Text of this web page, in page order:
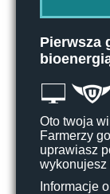
Pierwsza
Oto twoja
Farmerzy
uprawiasz
wykonujesz
Informacje